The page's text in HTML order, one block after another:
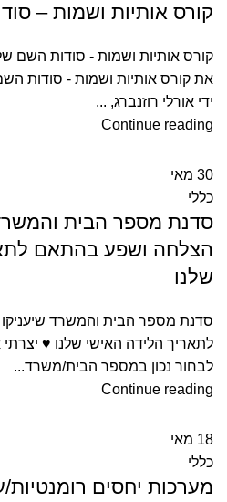
קורס אותיות ושמות –
קורס אותיות ושמות - סודות השם
את קורס אותיות ושמות - סודות
ידי אורלי רוזנברג, ...
Continue reading
30 מאי
כללי
סדנת מספר הבית והמשרד
הצלחה ושפע בהתאם
שלנו
סדנת מספר הבית והמשרד
לתאריך הלידה האישי שלנו ♥
לבחור נכון במספר הבית/משרד...
Continue reading
18 מאי
כללי
מערכות יחסים